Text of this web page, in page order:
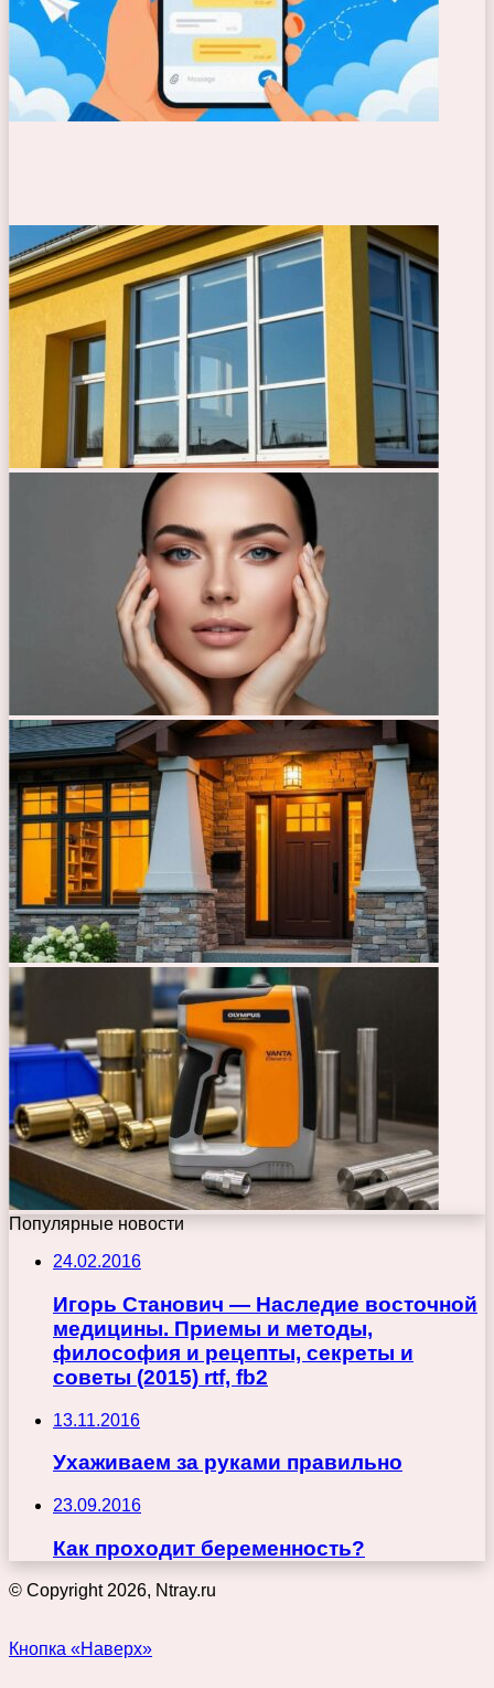
Популярные новости
24.02.2016
Игорь Станович — Наследие восточной
медицины. Приемы и методы,
философия и рецепты, секреты и
советы (2015) rtf, fb2
13.11.2016
Ухаживаем за руками правильно
23.09.2016
Как проходит беременность?
© Copyright 2026, Ntray.ru
Кнопка «Наверх»